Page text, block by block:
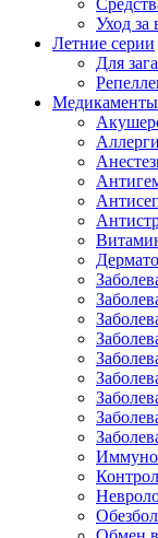
Уход за
Летние серии
Для